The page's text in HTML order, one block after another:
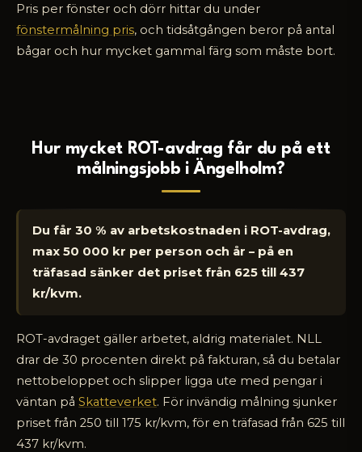
Pris per fönster och dörr hittar du under
fönstermålning pris, och tidsåtgången beror på antal
bågar och hur mycket gammal färg som måste bort.
Hur mycket ROT-avdrag får du på ett
målningsjobb i Ängelholm?
Du får 30 % av arbetskostnaden i ROT-avdrag,
max 50 000 kr per person och år – på en
träfasad sänker det priset från 625 till 437
kr/kvm.
ROT-avdraget gäller arbetet, aldrig materialet. NLL
drar de 30 procenten direkt på fakturan, så du betalar
nettobeloppet och slipper ligga ute med pengar i
väntan på Skatteverket. För invändig målning sjunker
priset från 250 till 175 kr/kvm, för en träfasad från 625 till
437 kr/kvm.